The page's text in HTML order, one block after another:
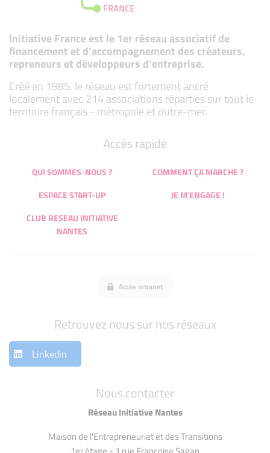
Initiative France est le 1er réseau associatif de
financement et d’accompagnement des créateurs,
repreneurs et développeurs d’entreprise.
Créé en 1985, le réseau est fortement ancré
localement avec 214 associations réparties sur tout le
territoire français - métropole et outre-mer.
Nous contacter
Réseau Initiative Nantes
Maison de l'Entrepreneuriat et des Transitions
Accès rapide
QUI SOMMES-NOUS ?
COMMENT ÇA MARCHE ?
ESPACE START-UP
JE M'ENGAGE !
CLUB RESEAU INITIATIVE
NANTES
Accès intranet
Retrouvez nous sur nos réseaux
Linkedin